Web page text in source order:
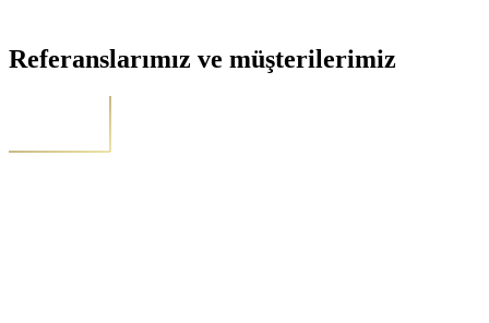
Referanslarımız ve müşterilerimiz